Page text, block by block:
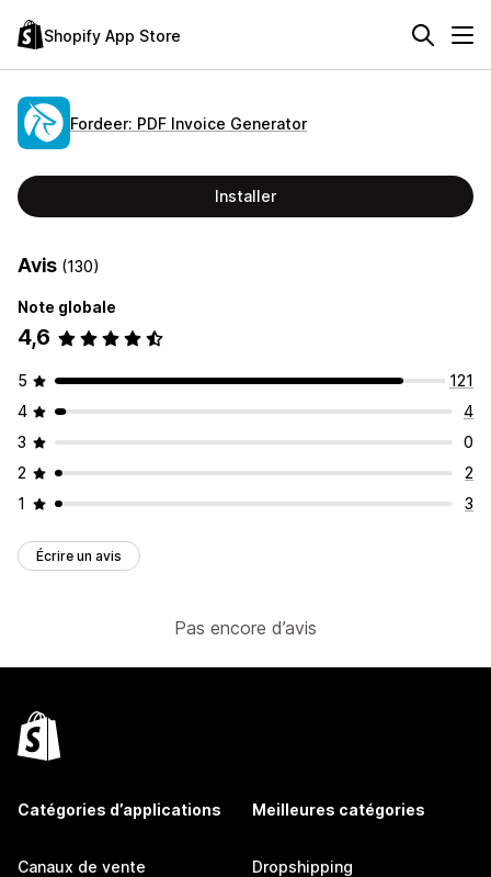
Shopify App Store
Fordeer: PDF Invoice Generator
Installer
Avis (130)
Note globale
4,6
5
121
4
4
3
0
2
2
1
3
Écrire un avis
Pas encore d’avis
Catégories d’applications
Canaux de vente
Meilleures catégories
Dropshipping